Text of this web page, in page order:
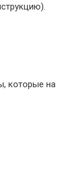
которые на